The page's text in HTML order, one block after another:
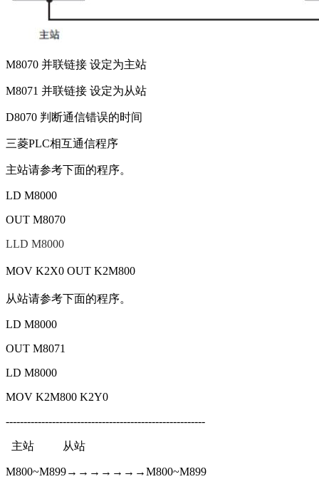
M8070 并联链接 设定为主站
M8071 并联链接 设定为从站
D8070 判断通信错误的时间
三菱PLC相互通信程序
主站请参考下面的程序。
LD M8000
OUT M8070
LLD M8000
MOV K2X0 OUT K2M800
从站请参考下面的程序。
LD M8000
OUT M8071
LD M8000
MOV K2M800 K2Y0
--------------------------------------------------------
主站 从站
M800~M899→→→→ → →→M800~M899